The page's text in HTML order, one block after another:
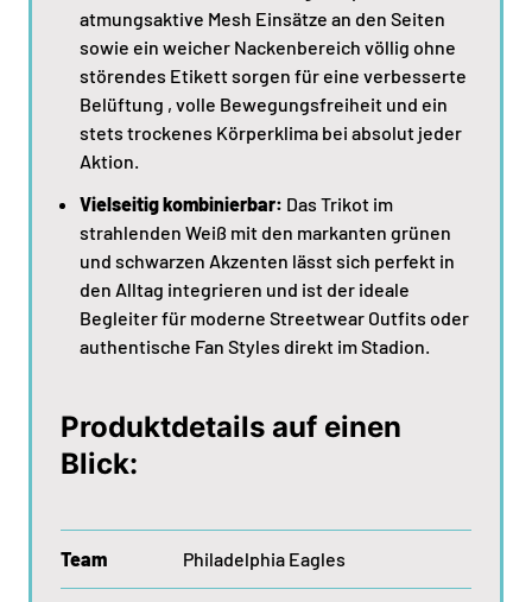
atmungsaktive Mesh Einsätze an den Seiten
sowie ein weicher Nackenbereich völlig ohne
störendes Etikett sorgen für eine verbesserte
Belüftung , volle Bewegungsfreiheit und ein
stets trockenes Körperklima bei absolut jeder
Aktion.
Vielseitig kombinierbar: Das Trikot im
strahlenden Weiß mit den markanten grünen
und schwarzen Akzenten lässt sich perfekt in
den Alltag integrieren und ist der ideale
Begleiter für moderne Streetwear Outfits oder
authentische Fan Styles direkt im Stadion.
Produktdetails auf einen
Blick:
Team Philadelphia Eagles